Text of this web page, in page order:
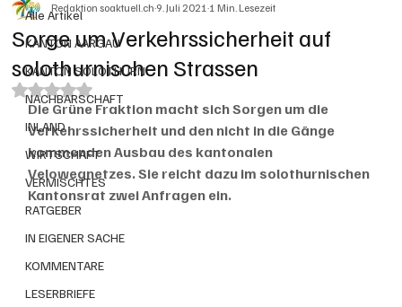
Alle Artikel
KANTON AARGAU
KANTON SOLOTHURN
NACHBARSCHAFT
INLAND
WIRTSCHAFT
VERMISCHTES
RATGEBER
IN EIGENER SACHE
KOMMENTARE
LESERBRIEFE
Sorge um Verkehrssicherheit auf
solothurnischen Strassen
Redaktion soaktuell.ch9. Juli 20211 Min. Lesezeit
Mit NaN von 5 Sternen bewertet.
Die Grüne Fraktion macht sich Sorgen um die
Verkehrssicherheit und den nicht in die Gänge
kommenden Ausbau des kantonalen
Velowegnetzes. Sie reicht dazu im solothurnischen
Kantonsrat zwei Anfragen ein.